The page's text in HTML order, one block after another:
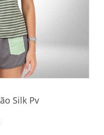
Silk Pv